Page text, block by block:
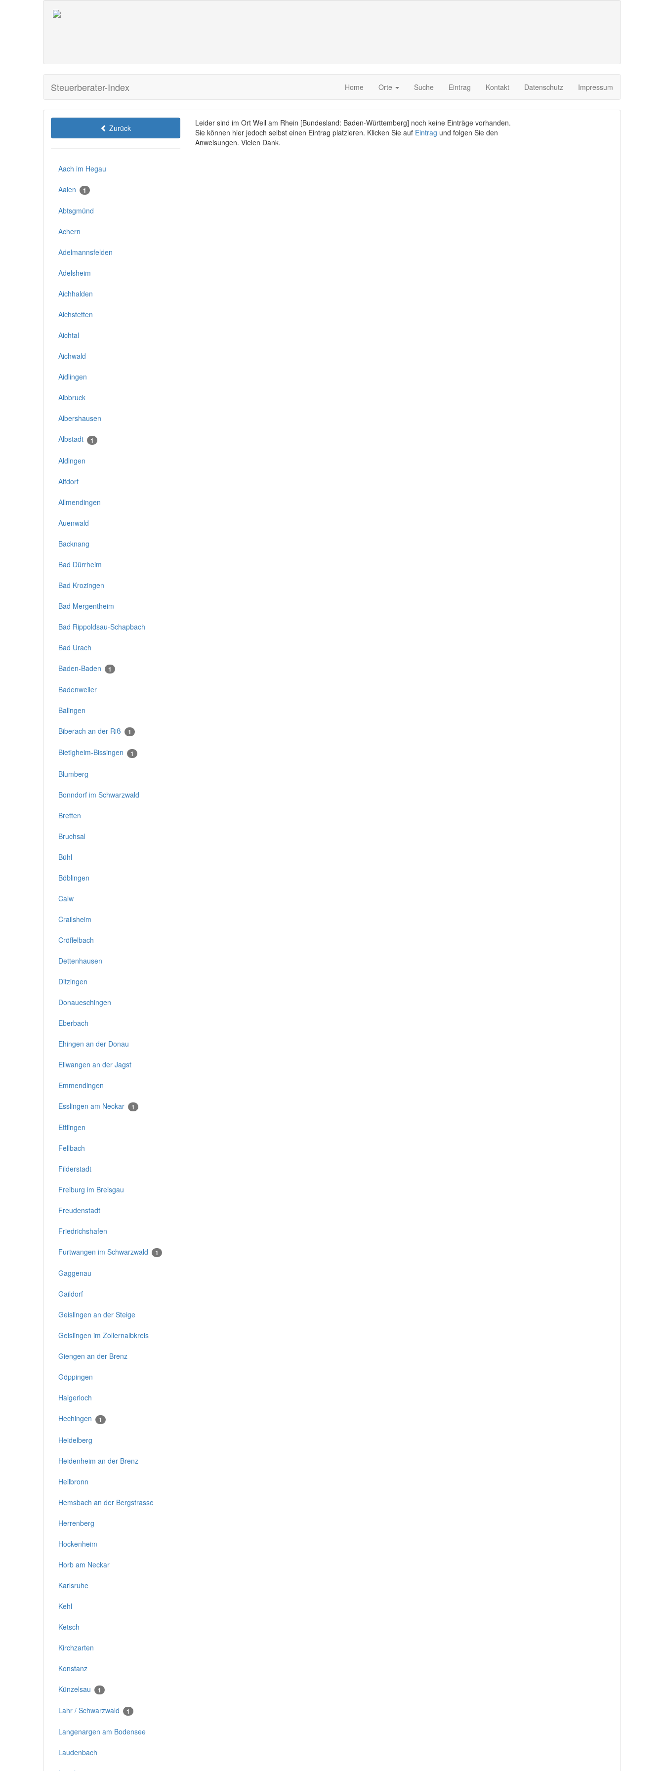
Steuerberater-Index Home Orte Suche Eintrag Kontakt Datenschutz Impressum
Zurück
Aach im Hegau
Aalen 1
Abtsgmünd
Achern
Adelmannsfelden
Adelsheim
Aichhalden
Aichstetten
Aichtal
Aichwald
Aidlingen
Albbruck
Albershausen
Albstadt 1
Aldingen
Alfdorf
Allmendingen
Auenwald
Backnang
Bad Dürrheim
Bad Krozingen
Bad Mergentheim
Bad Rippoldsau-Schapbach
Bad Urach
Baden-Baden 1
Badenweiler
Balingen
Biberach an der Riß 1
Bietigheim-Bissingen 1
Blumberg
Bonndorf im Schwarzwald
Bretten
Bruchsal
Bühl
Böblingen
Calw
Crailsheim
Cröffelbach
Dettenhausen
Ditzingen
Donaueschingen
Eberbach
Ehingen an der Donau
Ellwangen an der Jagst
Emmendingen
Esslingen am Neckar 1
Ettlingen
Fellbach
Filderstadt
Freiburg im Breisgau
Freudenstadt
Friedrichshafen
Furtwangen im Schwarzwald 1
Gaggenau
Gaildorf
Geislingen an der Steige
Geislingen im Zollernalbkreis
Giengen an der Brenz
Göppingen
Haigerloch
Hechingen 1
Heidelberg
Heidenheim an der Brenz
Heilbronn
Hemsbach an der Bergstrasse
Herrenberg
Hockenheim
Horb am Neckar
Karlsruhe
Kehl
Ketsch
Kirchzarten
Konstanz
Künzelsau 1
Lahr / Schwarzwald 1
Langenargen am Bodensee
Laudenbach
Leider sind im Ort Weil am Rhein [Bundesland: Baden-Württemberg] noch keine Einträge vorhanden.
Sie können hier jedoch selbst einen Eintrag platzieren. Klicken Sie auf Eintrag und folgen Sie den
Anweisungen. Vielen Dank.